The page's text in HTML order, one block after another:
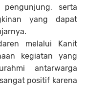
serta
yang dapat
melalui Kanit
kegiatan yang
antarwarga
positif karena